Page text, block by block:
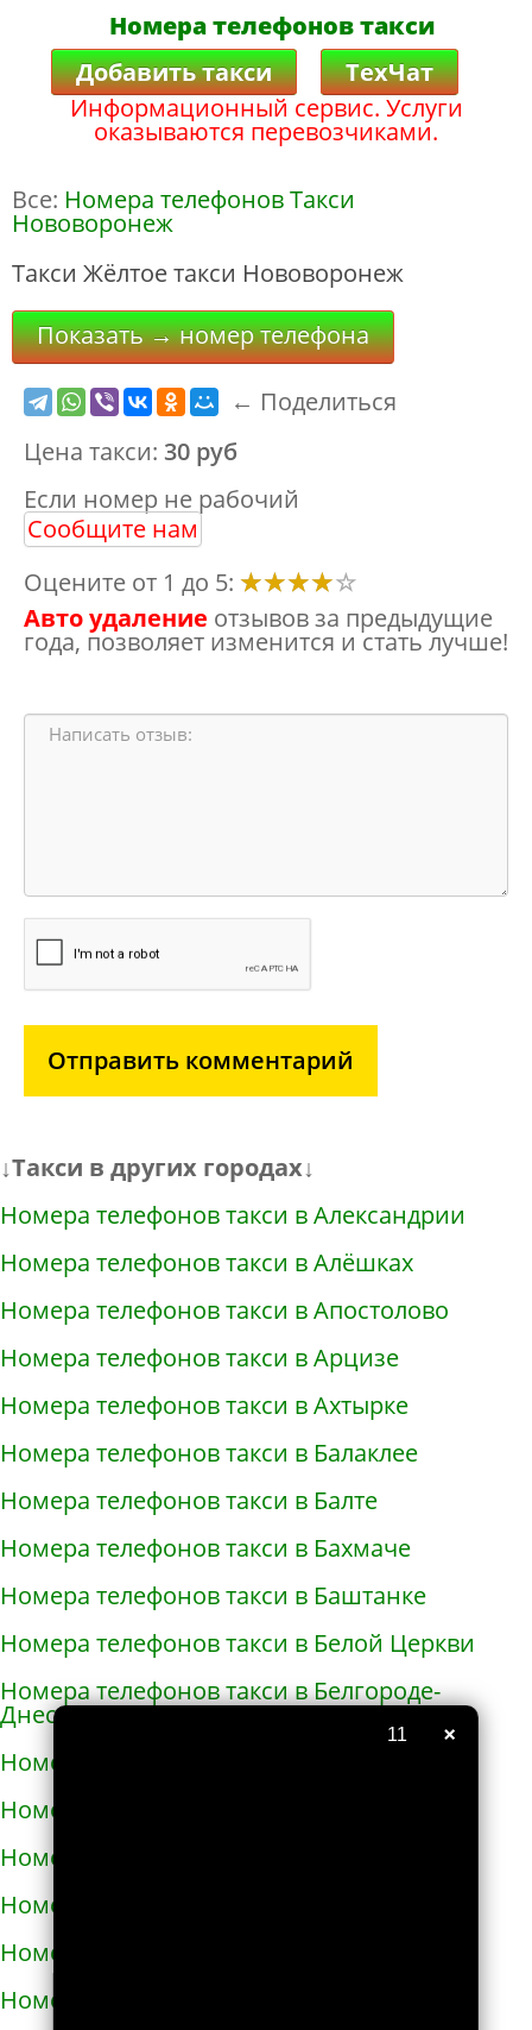
Номера телефонов такси
Добавить такси
ТехЧат
Информационный сервис. Услуги
оказываются перевозчиками.
Все: Номера телефонов Такси
Нововоронеж
Такси Жёлтое такси Нововоронеж
Показать → номер телефона
← Поделиться
Цена такси: 30 руб
Если номер не рабочий
Сообщите нам
Оцените от 1 до 5:
Авто удаление отзывов за предыдущие
года, позволяет изменится и стать лучше!
Отправить комментарий
↓Такси в других городах↓
Номера телефонов такси в Александрии
Номера телефонов такси в Алёшках
Номера телефонов такси в Апостолово
Номера телефонов такси в Арцизе
Номера телефонов такси в Ахтырке
Номера телефонов такси в Балаклее
Номера телефонов такси в Балте
Номера телефонов такси в Бахмаче
Номера телефонов такси в Баштанке
Номера телефонов такси в Белой Церкви
Номера телефонов такси в Белгороде-
Днестровском
Номера телефонов такси в Белополье
Номера телефонов такси в Беляевке
Номера телефонов такси в Бердичеве
Номера телефонов такси в Бердянске
Номера телефонов такси в Берегово
Номера телефонов такси в Бережанах
×
9